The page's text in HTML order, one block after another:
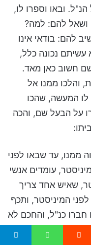
ובאו וספרו לו,
להם: למה?
להם: בודאי אינו
נכונה כלל,
חשוב כאן מאד.
והלכו ממנו אל
לו המעשה, שהכו
על הבעל שם, והכה
ממנו, עד שבאו לפני
עומדים אנשי
שאיש אחד צריך
המיניסטר, ותכף
חברו כנ"ל, והחכם לא
התחיל המיניסטר